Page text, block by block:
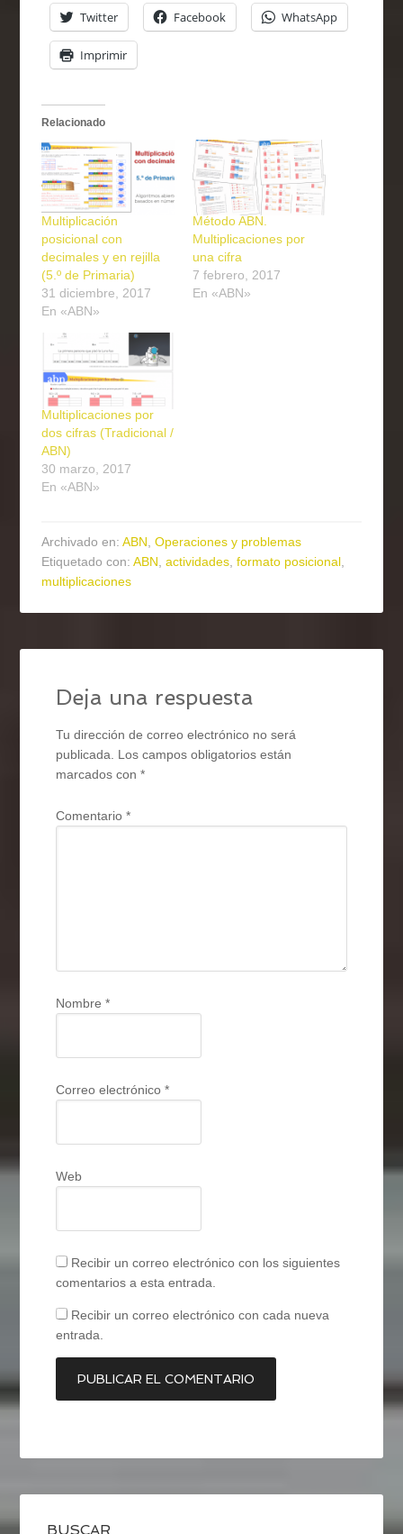
Twitter Facebook WhatsApp
Imprimir
Relacionado
Multiplicación
posicional con
decimales y en rejilla
(5.º de Primaria)
31 diciembre, 2017
En «ABN»
Método ABN.
Multiplicaciones por
una cifra
7 febrero, 2017
En «ABN»
Multiplicaciones por
dos cifras (Tradicional /
ABN)
30 marzo, 2017
En «ABN»
Archivado en:ABN ,Operaciones y problemas
Etiquetado con:ABN ,actividades ,formato posicional
multiplicaciones
Deja una respuesta
Tu dirección de correo electrónico no será
publicada.
Los campos obligatorios están
marcados con*
Comentario*
Nombre*
Correo electrónico*
Web
Recibir un correo electrónico con los siguientes
comentarios a esta entrada.
Recibir un correo electrónico con cada nueva
entrada.
BUSCAR